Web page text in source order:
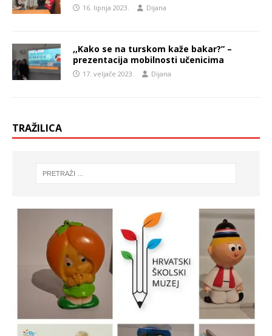
16. lipnja 2023. Dijana
,,Kako se na turskom kaže bakar?” –
prezentacija mobilnosti učenicima
17. veljače 2023. Dijana
TRAŽILICA